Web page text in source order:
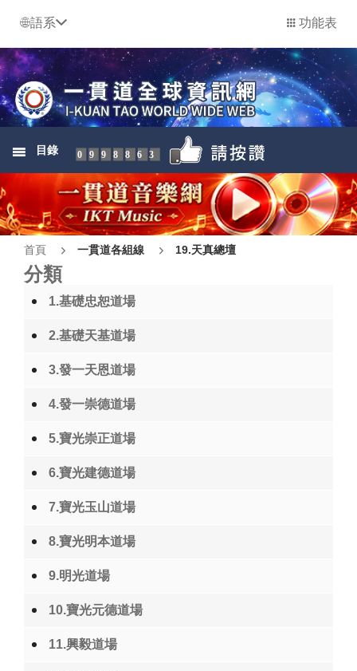
語系 功能表
目錄 0998863
首頁 一貫道各組線 19.天真總壇
分類
1.基礎忠恕道場
2.基礎天基道場
3.發一天恩道場
4.發一崇德道場
5.寶光崇正道場
6.寶光建德道場
7.寶光玉山道場
8.寶光明本道場
9.明光道場
10.寶光元德道場
11.興毅道場